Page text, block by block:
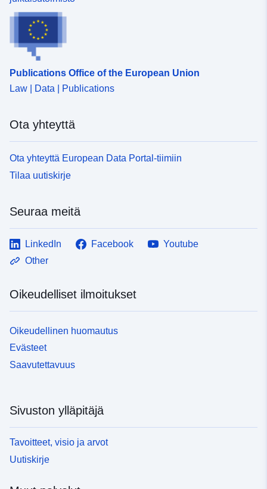
resurssi:
Tunnisteet:
120066022-wxs-409c1ddb-
uriRef:
120066022-srv-b56c1dc2-8f03-
4d92-8beb-031a1fd36fe4
Publications Office of the European Union
Law | Data | Publications
Ota yhteyttä
Ota yhteyttä European Data Portal-tiimiin
Tilaa uutiskirje
Seuraa meitä
LinkedIn Facebook
Youtube
Other
Oikeudelliset ilmoitukset
Oikeudellinen huomautus
Evästeet
Saavutettavuus
Sivuston ylläpitäjä
Tavoitteet, visio ja arvot
Uutiskirje